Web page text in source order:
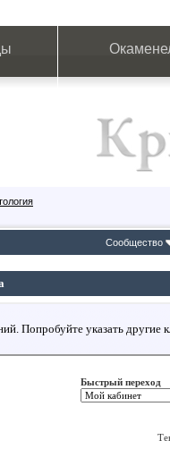
Сообщество
Попробуйте указать другие
Быстрый переход